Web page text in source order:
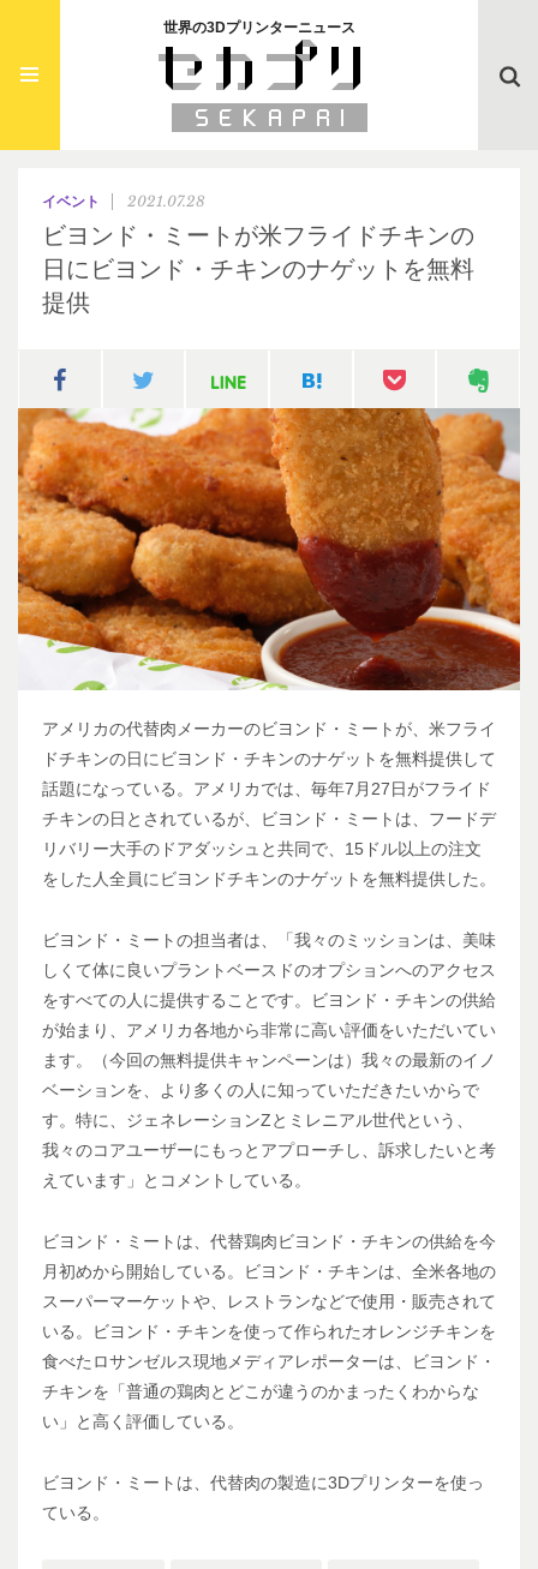
世界の3Dプリンターニュース
イベント 2021.07.28
ビヨンド・ミートが米フライドチキンの
日にビヨンド・チキンのナゲットを無料
提供
アメリカの代替肉メーカーのビヨンド・ミートが、米フライ
ドチキンの日にビヨンド・チキンのナゲットを無料提供して
話題になっている。アメリカでは、毎年7月27日がフライド
チキンの日とされているが、ビヨンド・ミートは、フードデ
リバリー大手のドアダッシュと共同で、15ドル以上の注文
をした人全員にビヨンドチキンのナゲットを無料提供した。
ビヨンド・ミートの担当者は、「我々のミッションは、美味
しくて体に良いプラントベースドのオプションへのアクセス
をすべての人に提供することです。ビヨンド・チキンの供給
が始まり、アメリカ各地から非常に高い評価をいただいてい
ます。（今回の無料提供キャンペーンは）我々の最新のイノ
ベーションを、より多くの人に知っていただきたいからで
す。特に、ジェネレーションZとミレニアル世代という、
我々のコアユーザーにもっとアプローチし、訴求したいと考
えています」とコメントしている。
ビヨンド・ミートは、代替鶏肉ビヨンド・チキンの供給を今
月初めから開始している。ビヨンド・チキンは、全米各地の
スーパーマーケットや、レストランなどで使用・販売されて
いる。ビヨンド・チキンを使って作られたオレンジチキンを
食べたロサンゼルス現地メディアレポーターは、ビヨンド・
チキンを「普通の鶏肉とどこが違うのかまったくわからな
い」と高く評価している。
ビヨンド・ミートは、代替肉の製造に3Dプリンターを使っ
ている。